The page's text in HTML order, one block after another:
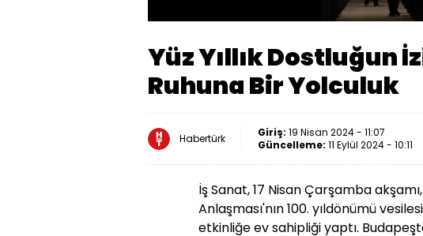
Yüz Yıllık Dostluğun
Ruhuna Bir Yolculuk
Habertürk Giriş: 19 Nisan 2024 - 11:07
Güncelleme: 11 Eylül 2024 - 10:11
İş Sanat, 17 Nisan Çarşamba
Anlaşması'nın 100. yıldönümü
etkinliğe ev sahipliği yaptı.